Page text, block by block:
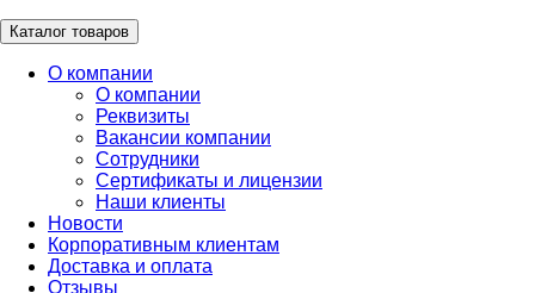
Каталог товаров
О компании
О компании
Реквизиты
Вакансии компании
Сотрудники
Сертификаты и лицензии
Наши клиенты
Новости
Корпоративным клиентам
Доставка и оплата
Отзывы